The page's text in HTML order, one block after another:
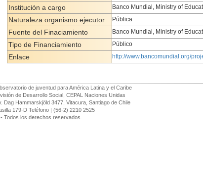
Institución a cargo Banco Mundial, Ministry of
Naturaleza organismo ejecutor Pública
Fuente del Finaciamiento Banco Mundial, Ministry of
Tipo de Financiamiento Público
Enlace http://www.bancomundial.org/
de juventud para América Latina y el Caribe
de Desarrollo Social, CEPAL Naciones Unidas
Dag Hammarskjöld 3477, Vitacura, Santiago de Chile
179-D Teléfono | (56-2) 2210 2525
Todos los derechos reservados.